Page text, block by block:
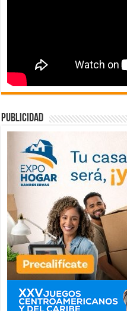
publicidad